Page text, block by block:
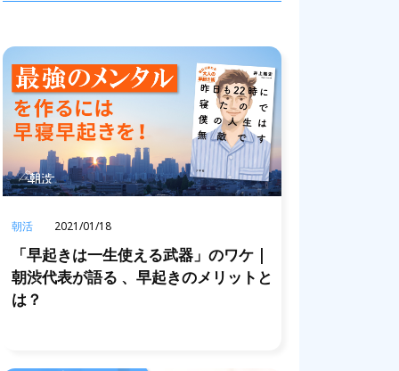
朝活2021/01/18
「早起きは一生使える武器」のワケ |
朝渋代表が語る 、早起きのメリットと
は？